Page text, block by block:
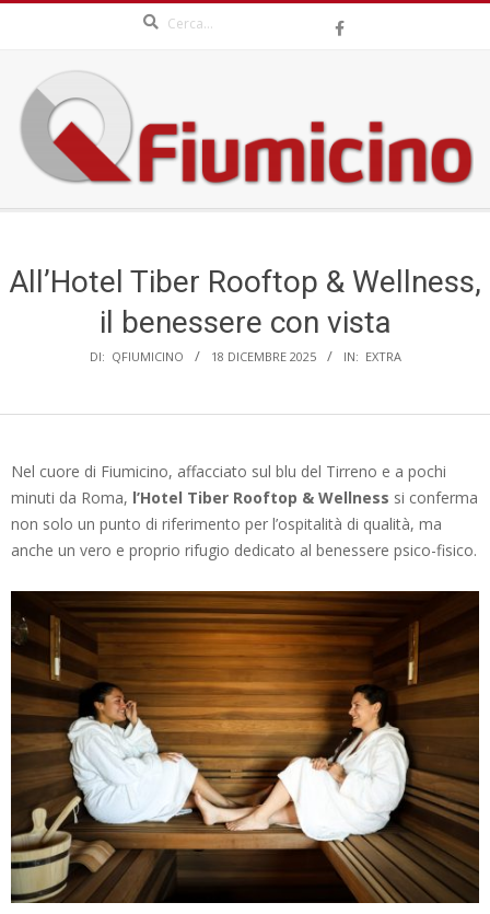
content
QFIUMICINO.COM
Menu
All’Hotel Tiber Rooftop & Wellness,
il benessere con vista
DI: QFIUMICINO 18 DICEMBRE 2025 IN: EXTRA
Nel cuore di Fiumicino, affacciato sul blu del Tirreno e a pochi
minuti da Roma, l’Hotel Tiber Rooftop & Wellness si conferma
non solo un punto di riferimento per l’ospitalità di qualità, ma
anche un vero e proprio rifugio dedicato al benessere psico-fisico.